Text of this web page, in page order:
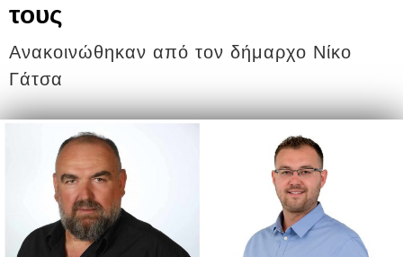
τους
Ανακοινώθηκαν από τον δήμαρχο Νίκο
Γάτσα